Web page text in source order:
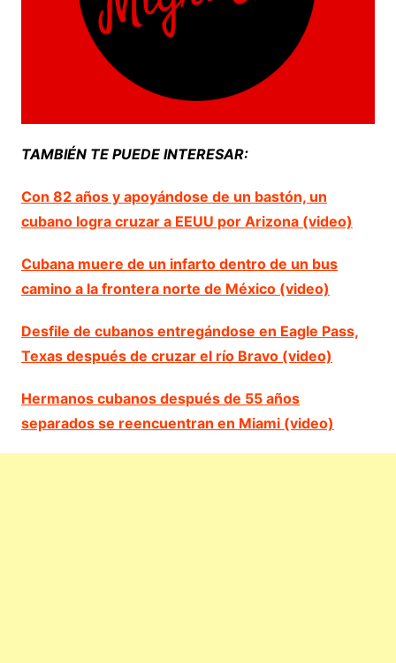
TAMBIÉN TE PUEDE INTERESAR:
Con 82 años y apoyándose de un bastón, un
cubano logra cruzar a EEUU por Arizona (video)
Cubana muere de un infarto dentro de un bus
camino a la frontera norte de México (video)
Desfile de cubanos entregándose en Eagle Pass,
Texas después de cruzar el río Bravo (video)
Hermanos cubanos después de 55 años
separados se reencuentran en Miami (video)